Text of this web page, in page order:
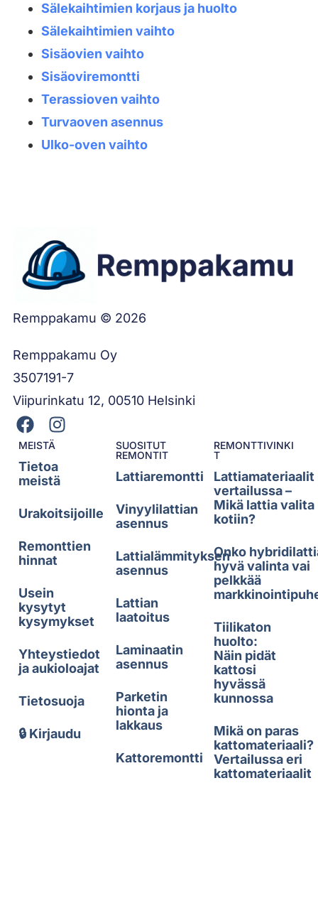
Sälekaihtimien korjaus ja huolto
Sälekaihtimien vaihto
Sisäovien vaihto
Sisäoviremontti
Terassioven vaihto
Turvaoven asennus
Ulko-oven vaihto
Remppakamu © 2026
Remppakamu Oy
3507191-7
Viipurinkatu 12, 00510 Helsinki
MEISTÄ
Tietoa
meistä
Urakoitsijoille
Remonttien
hinnat
Usein
kysytyt
kysymykset
Yhteystiedot
ja aukioloajat
Tietosuoja
🔒 Kirjaudu
SUOSITUT
REMONTIT
Lattiaremontti
Vinyylilattian
asennus
Lattialämmityksen
asennus
Lattian
laatoitus
Laminaatin
asennus
Parketin
hionta ja
lakkaus
Kattoremontti
REMONTTIVINKI
T
Lattiamateriaalit
vertailussa –
Mikä lattia valita
kotiin?
Onko
hyvä valinta vai
pelkkää
Tiilikaton
huolto:
Näin pidät
kattosi
hyvässä
kunnossa
Mikä on paras
kattomateriaali?
Vertailussa eri
kattomateriaalit